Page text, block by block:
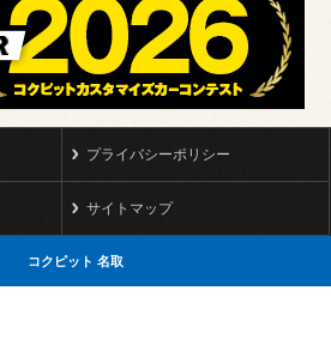
プライバシーポリシー
サイトマップ
コクピット 名取